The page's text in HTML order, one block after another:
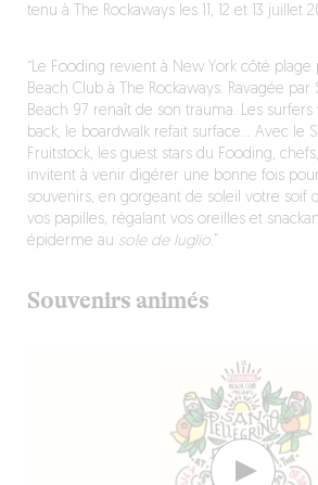
tenu à The Rockaways les 11, 12 et 13 juillet
“Le Fooding revient à New York côté
Beach Club à The Rockaways. Ravagée
Beach 97 renaît de son trauma. Les
back, le boardwalk refait surface… Avec le
Fruitstock, les guest stars du Fooding,
invitent à venir digérer une bonne fois
souvenirs, en gorgeant de soleil votre soif
vos papilles, régalant vos oreilles et
épiderme au sole de luglio.”
Souvenirs animés